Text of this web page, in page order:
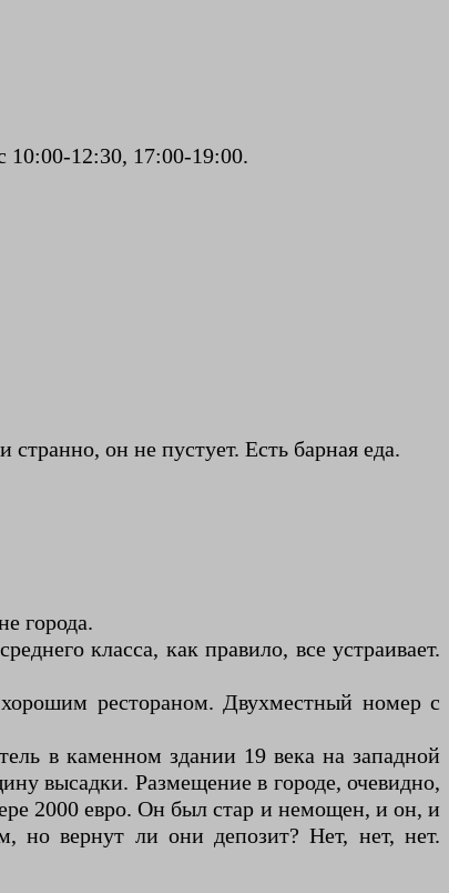
10:00-12:30, 17:00-19:00.
он не пустует. Есть барная еда.
города.
класса, как правило, все устраивает.
рестораном. Двухместный номер с
в каменном здании 19 века на западной
высадки. Размещение в городе, очевидно,
2000 евро. Он был стар и немощен, и он, и
но вернут ли они депозит? Нет, нет, нет.